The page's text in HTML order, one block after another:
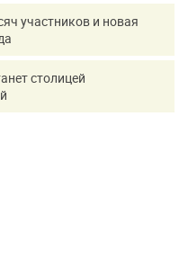
участников и новая
столицей